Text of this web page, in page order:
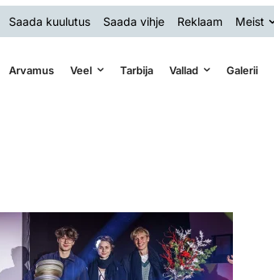
Saada kuulutus Saada vihje Reklaam Meist
Arvamus Veel Tarbija Vallad Galerii